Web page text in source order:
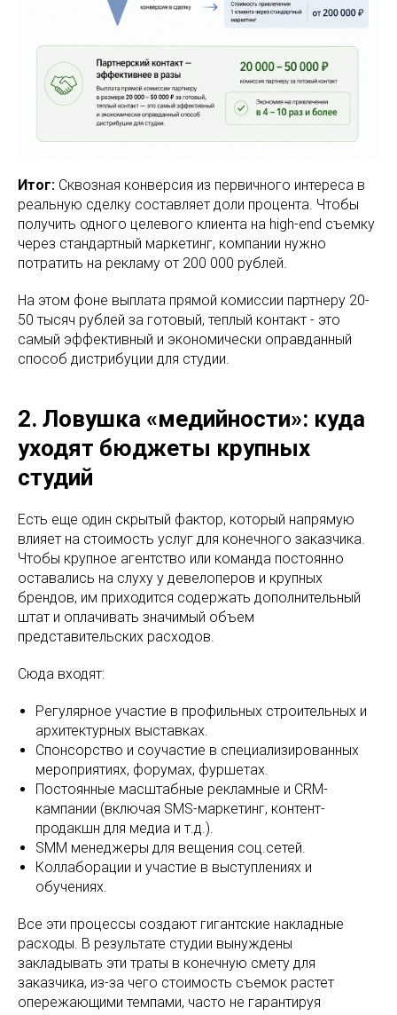
Итог: Сквозная конверсия из первичного интереса в
реальную сделку составляет доли процента. Чтобы
получить одного целевого клиента на high-end съемку
через стандартный маркетинг, компании нужно
потратить на рекламу от 200 000 рублей.
На этом фоне выплата прямой комиссии партнеру 20-
50 тысяч рублей за готовый, теплый контакт - это
самый эффективный и экономически оправданный
способ дистрибуции для студии.
2. Ловушка «медийности»: куда
уходят бюджеты крупных
студий
Есть еще один скрытый фактор, который напрямую
влияет на стоимость услуг для конечного заказчика.
Чтобы крупное агентство или команда постоянно
оставались на слуху у девелоперов и крупных
брендов, им приходится содержать дополнительный
штат и оплачивать значимый объем
представительских расходов.
Сюда входят:
Регулярное участие в профильных строительных и
архитектурных выставках.
Спонсорство и соучастие в специализированных
мероприятиях, форумах, фуршетах.
Постоянные масштабные рекламные и CRM-
кампании (включая SMS-маркетинг, контент-
продакшн для медиа и т.д.).
SMM менеджеры для вещения соц.сетей.
Коллаборации и участие в выступлениях и
обучениях.
Все эти процессы создают гигантские накладные
расходы. В результате студии вынуждены
закладывать эти траты в конечную смету для
заказчика, из-за чего стоимость съемок растет
опережающими темпами, часто не гарантируя